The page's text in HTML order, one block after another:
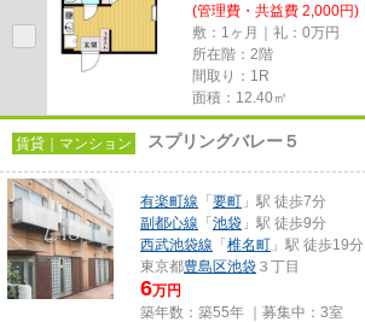
(管理費・共益費 2,000円)
敷：1ヶ月｜礼：0万円
所在階：2階
間取り：1R
面積：12.40㎡
賃貸｜マンション スプリングバレー５
有楽町線 「 要町 」駅 徒歩7分
副都心線 「 池袋 」駅 徒歩9分
西武池袋線 「 椎名町 」駅 徒歩19分
東京都豊島区池袋 ３丁目
6万円
築年数：築55年 ｜募集中： 3室